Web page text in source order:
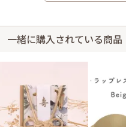
ベージュのシンプルボレロ
21-0283
身長162cm【Sサイズ(Mサイ
40代前半2022/11/06 結婚式
一緒に購入されている商品